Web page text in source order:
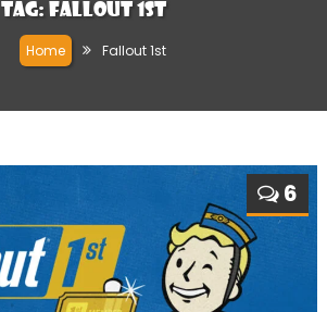
Tag: Fallout 1st
Home Fallout 1st
6